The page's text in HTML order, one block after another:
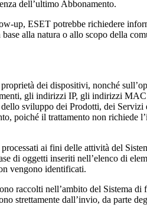
dell’ultimo Abbonamento.
up, ESET potrebbe richiedere
alla natura o allo scopo della
dei dispositivi, nonché
gli indirizzi IP, gli indirizzi
sviluppo dei Prodotti, dei Servizi
poiché il trattamento non richiede
ai fini delle attività del
di oggetti inseriti nell’elenco di
vengono identificati.
raccolti nell’ambito del Sistema
strettamente dall’invio, da parte